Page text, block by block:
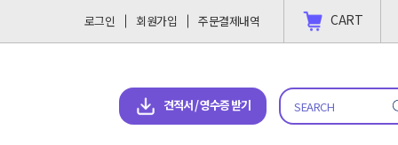
CART
로그인 회원가입 주문결제내역
견적서 / 영수증 받기
견적서 & 영수증 다운로드